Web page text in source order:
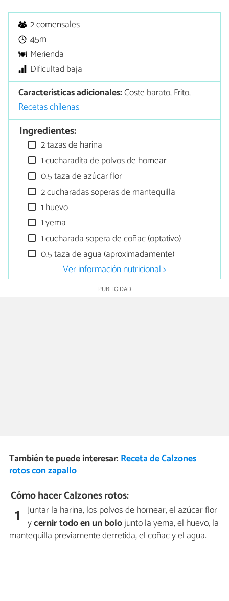
2 comensales
45m
Merienda
Dificultad baja
Características adicionales:Coste barato, Frito,
Recetas chilenas
Ingredientes:
2 tazas de harina
1 cucharadita de polvos de hornear
0.5 taza de azúcar flor
2 cucharadas soperas de mantequilla
1 huevo
1 yema
1 cucharada sopera de coñac (optativo)
0.5 taza de agua (aproximadamente)
Ver información nutricional >
También te puede interesar: Receta de Calzones
rotos con zapallo
Cómo hacer Calzones rotos:
1 Juntar la harina, los polvos de hornear, el azúcar flor
ycernir todo en un bolojunto la yema, el huevo, la
mantequilla previamente derretida, el coñac y el agua.